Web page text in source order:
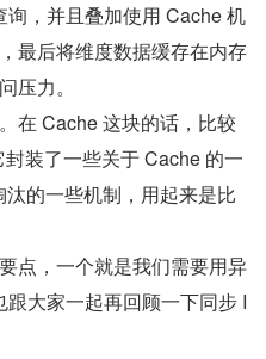
，并且叠加使用 Cache 机
最后将维度数据缓存在内存
压力。
在 Cache 这块的话，比较
装了一些关于 Cache 的一
的一些机制，用起来是比
点，一个就是我们需要用异
大家一起再回顾一下同步 I